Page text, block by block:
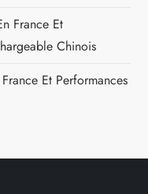
France Et
Chinois
Et Performances